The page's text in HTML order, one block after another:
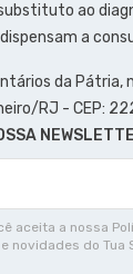
ao
a
da Pátria,
RJ - CEP:
aceita a nossa
novidades do Tua